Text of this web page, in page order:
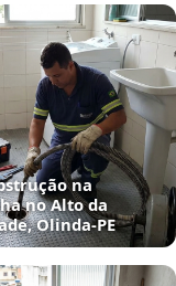
na
no Alto da
Olinda‑PE